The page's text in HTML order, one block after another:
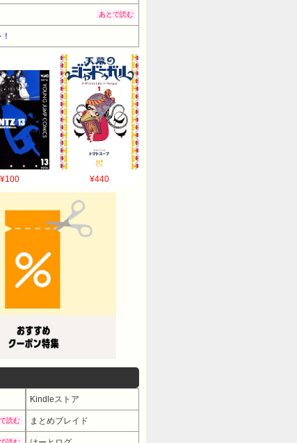
あとで読む
¥100 ¥440
Kindleストア
読む まとめブレイド